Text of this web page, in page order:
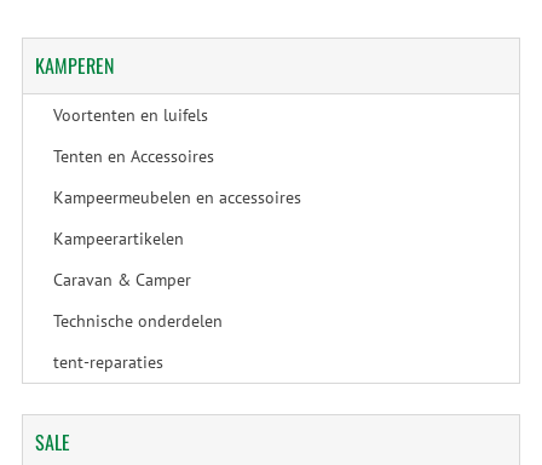
KAMPEREN
Voortenten en luifels
Tenten en Accessoires
Kampeermeubelen en accessoires
Kampeerartikelen
Caravan & Camper
Technische onderdelen
tent-reparaties
SALE